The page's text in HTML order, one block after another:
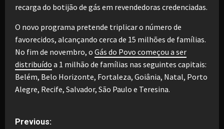
recarga do botijão de gás em revendedoras credenciadas.
O novo programa pretende triplicar o número de
favorecidos, alcançando cerca de 15 milhões de famílias.
No fim de novembro, o Gás do Povo começou a ser
distribuído a 1 milhão de famílias nas seguintes capitais:
Belém, Belo Horizonte, Fortaleza, Goiânia, Natal, Porto
Alegre, Recife, Salvador, São Paulo e Teresina.
P
Previous: